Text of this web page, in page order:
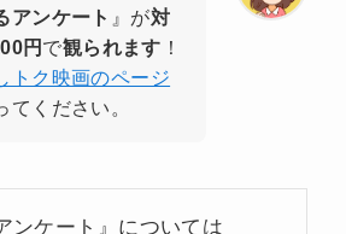
アンケート 』が対
円 で観られます ！
トク映画のページ
てください。
ンケート』については